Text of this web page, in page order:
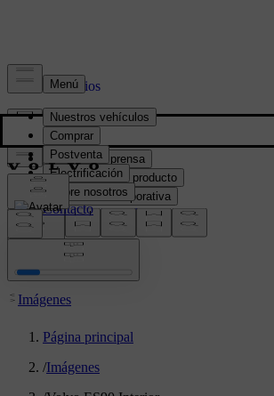
Prensa y Medios
Material de prensa
Información del producto
Información corporativa
Contacto de medios
location:
Imágenes
Página principal
/Imágenes